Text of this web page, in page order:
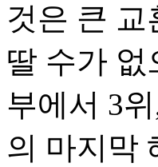
것은 큰
딸 수가 없
부에서 3
의 마지막